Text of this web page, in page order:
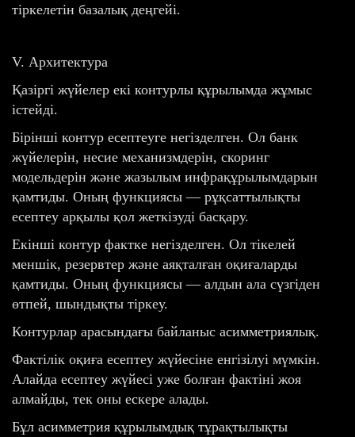
тіркелетін базалық деңгейі.
V. Архитектура
Қазіргі жүйелер екі контурлы құрылымда жұмыс
істейді.
Бірінші контур есептеуге негізделген. Ол банк
жүйелерін, несие механизмдерін, скоринг
модельдерін және жазылым инфрақұрылымдарын
қамтиды. Оның функциясы — рұқсаттылықты
есептеу арқылы қол жеткізуді басқару.
Екінші контур фактке негізделген. Ол тікелей
меншік, резервтер және аяқталған оқиғаларды
қамтиды. Оның функциясы — алдын ала сүзгіден
өтпей, шындықты тіркеу.
Контурлар арасындағы байланыс асимметриялық.
Фактілік оқиға есептеу жүйесіне енгізілуі мүмкін.
Алайда есептеу жүйесі уже болған фактіні жоя
алмайды, тек оны ескере алады.
Бұл асимметрия құрылымдық тұрақтылықты